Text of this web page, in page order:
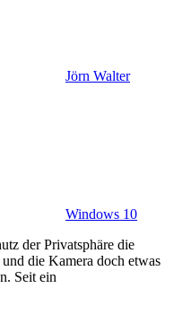
Jörn Walter
Windows 10
der Privatsphäre die
die Kamera doch etwas
Seit ein